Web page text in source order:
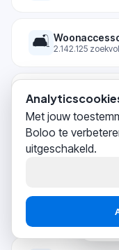
🛋️ 2.142.125
📱 2.105.552
🏊 Zwembaden
Met jouw
Boloo te
uitgeschakeld.